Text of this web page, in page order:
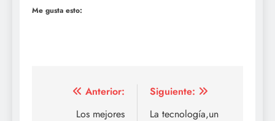
Me gusta esto:
Navegación
Anterior:
Los mejores
Siguiente:
La tecnología,un